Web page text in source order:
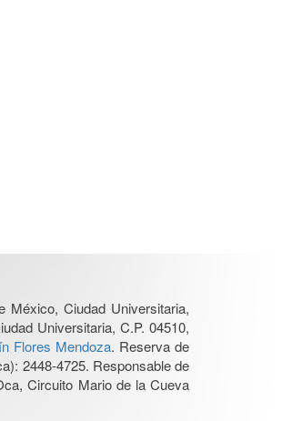
México, Ciudad Universitaria,
Universitaria, C.P. 04510,
Flores Mendoza. Reserva de
2448-4725. Responsable de
Circuito Mario de la Cueva